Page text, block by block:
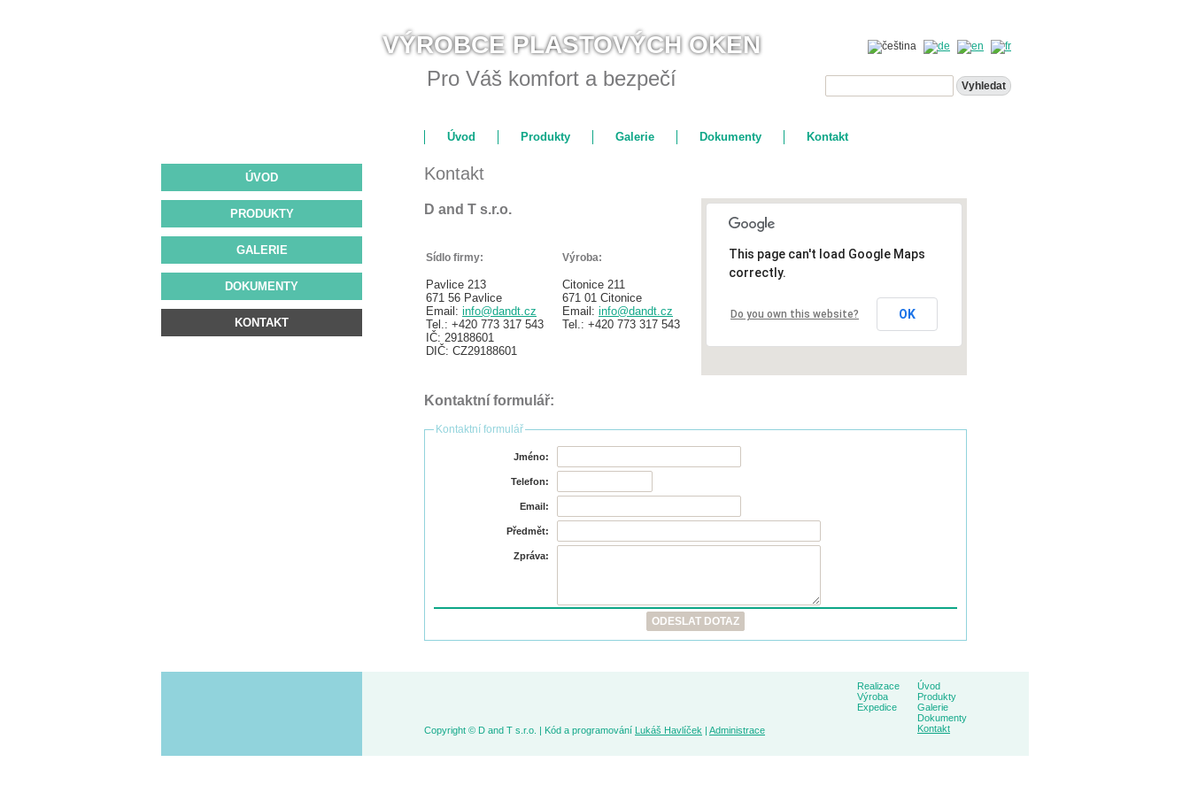
VÝROBCE PLASTOVÝCH OKEN
Pro Váš komfort a bezpečí
Úvod Produkty Galerie Dokumenty Kontakt
ÚVOD
PRODUKTY
GALERIE
DOKUMENTY
KONTAKT
Kontakt
This page can't load Google Maps
correctly.
Do you own this website? OK
D and T s.r.o.
Sídlo firmy:
Pavlice 213
671 56 Pavlice
Email: info@dandt.cz
Tel.: +420 773 317 543
IČ: 29188601
DIČ: CZ29188601
Výroba:
Citonice 211
671 01 Citonice
Email: info@dandt.cz
Tel.: +420 773 317 543
Kontaktní formulář:
Kontaktní formulář
Jméno:
Telefon:
Email:
Předmět:
Zpráva:
Úvod
Produkty
Galerie
Dokumenty
Kontakt
Realizace
Výroba
Expedice
Copyright © D and T s.r.o. | Kód a programování Lukáš Havlíček | Administrace